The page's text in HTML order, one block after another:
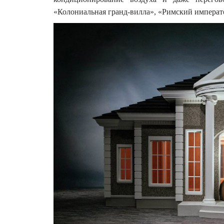
«Колониальная гранд-вилла», «Римский